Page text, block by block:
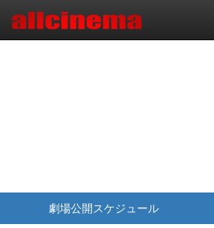
劇場公開スケジュール